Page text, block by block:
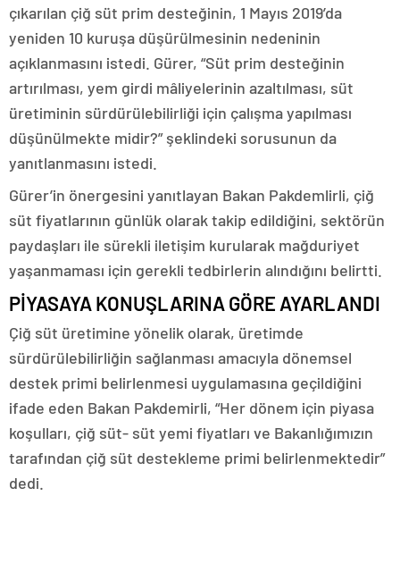
çıkarılan çiğ süt prim desteğinin, 1 Mayıs 2019’da
yeniden 10 kuruşa düşürülmesinin nedeninin
açıklanmasını istedi. Gürer, “Süt prim desteğinin
artırılması, yem girdi mâliyelerinin azaltılması, süt
üretiminin sürdürülebilirliği için çalışma yapılması
düşünülmekte midir?” şeklindeki sorusunun da
yanıtlanmasını istedi.
Gürer’in önergesini yanıtlayan Bakan Pakdemlirli, çiğ
süt fiyatlarının günlük olarak takip edildiğini, sektörün
paydaşları ile sürekli iletişim kurularak mağduriyet
yaşanmaması için gerekli tedbirlerin alındığını belirtti.
PİYASAYA KONUŞLARINA GÖRE AYARLANDI
Çiğ süt üretimine yönelik olarak, üretimde
sürdürülebilirliğin sağlanması amacıyla dönemsel
destek primi belirlenmesi uygulamasına geçildiğini
ifade eden Bakan Pakdemirli, “Her dönem için piyasa
koşulları, çiğ süt- süt yemi fiyatları ve Bakanlığımızın
tarafından çiğ süt destekleme primi belirlenmektedir”
dedi.